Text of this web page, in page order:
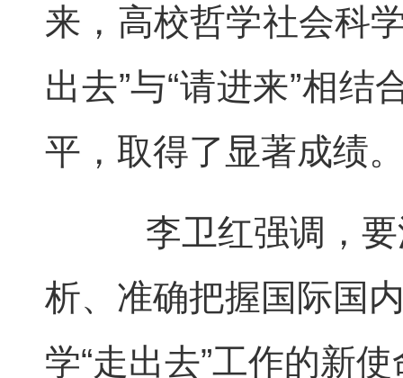
来，高校哲学社会科
出去”与“请进来”相
平，取得了显著成绩
李卫红强调，要
析、准确把握国际国
学“走出去”工作的新